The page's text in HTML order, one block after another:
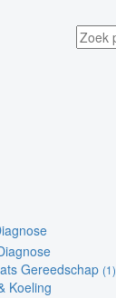
Gereedschap (1)
Koeling